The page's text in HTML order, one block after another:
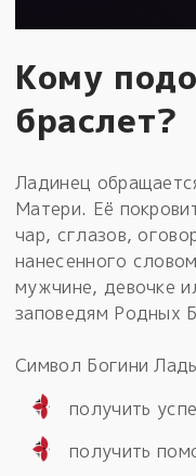
Кому
браслет?
Ладинец
Матери. Её
чар, сглазов,
нанесенного
мужчине, девочке
заповедям Родных
Символ Богини
получить
получить